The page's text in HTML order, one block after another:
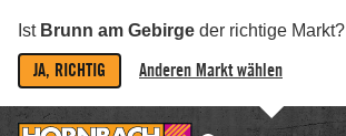
Ist Brunn am Gebirge der richtige Markt?
JA, RICHTIG Anderen Markt wählen